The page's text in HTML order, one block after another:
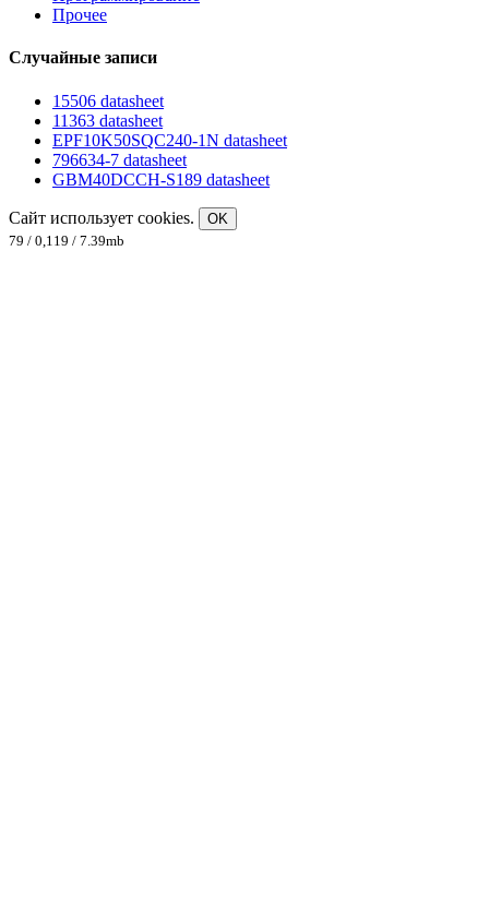
Прочее
Случайные записи
15506 datasheet
11363 datasheet
EPF10K50SQC240-1N datasheet
796634-7 datasheet
GBM40DCCH-S189 datasheet
Сайт использует cookies.
OK
79 / 0,119 / 7.39mb